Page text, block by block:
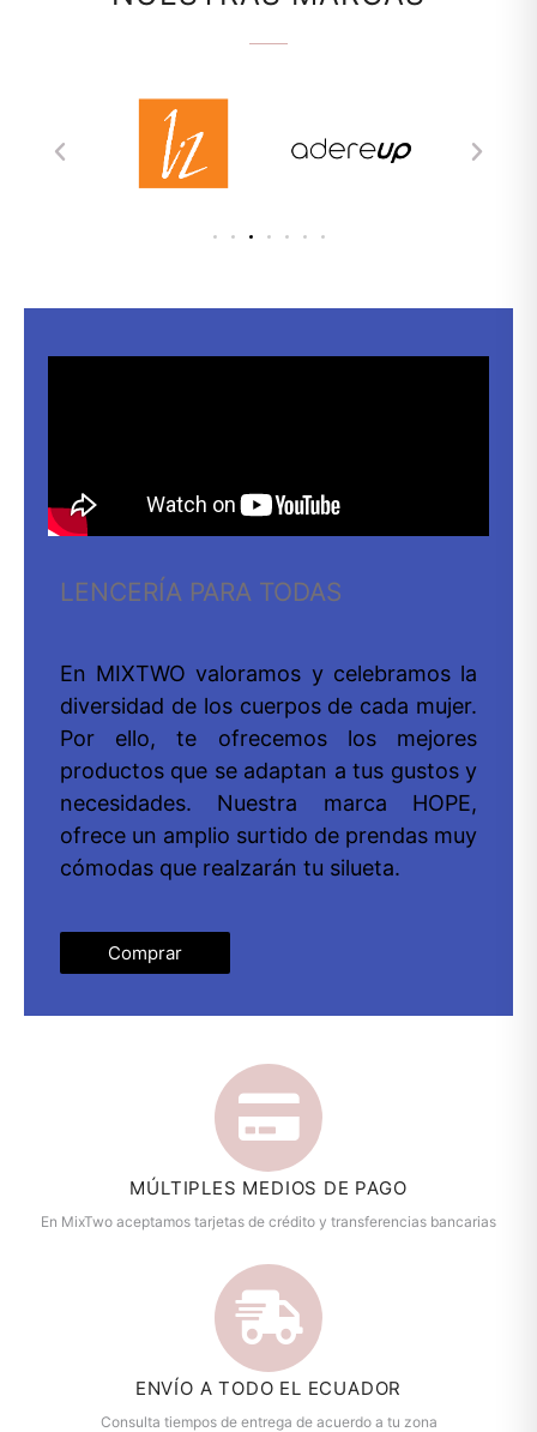
LENCERÍA PARA TODAS
En MIXTWO valoramos y celebramos la
diversidad de los cuerpos de cada mujer.
Por ello, te ofrecemos los mejores
productos que se adaptan a tus gustos y
necesidades. Nuestra marca HOPE,
ofrece un amplio surtido de prendas muy
cómodas que realzarán tu silueta.
Comprar
MÚLTIPLES MEDIOS DE PAGO
En MixTwo aceptamos tarjetas de crédito y transferencias bancarias
ENVÍO A TODO EL ECUADOR
Consulta tiempos de entrega de acuerdo a tu zona